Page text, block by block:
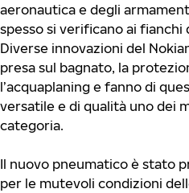
aeronautica e degli
spesso si verificano ai fianchi
Diverse innovazioni del
presa sul bagnato, la
l’acquaplaning e fanno di
versatile e di qualità uno dei
categoria.
Il nuovo pneumatico è stato
per le mutevoli condizioni